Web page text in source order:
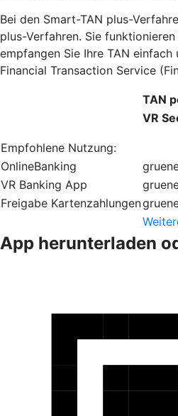
Bei den Smart-TAN plus-
plus-Verfahren. Sie
empfangen Sie Ihre TAN
Financial Transaction Service
TAN
VR
Empfohlene Nutzung:
OnlineBanking
VR Banking App
Freigabe Kartenzahlungen
App herunterladen